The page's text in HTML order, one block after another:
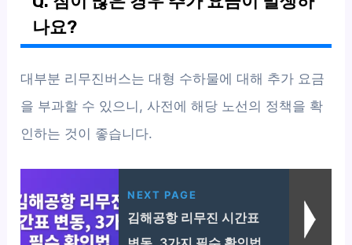
나요?
대부분 리무진버스는 대형 수하물에 대해 추가 요금
을 부과할 수 있으니, 사전에 해당 노선의 정책을 확
인하는 것이 좋습니다.
NEXT PAGE
김해공항 리무진 시간표